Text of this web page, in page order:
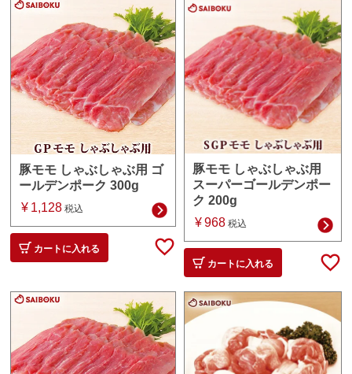
豚モモ しゃぶしゃぶ用 ゴ
ールデンポーク 300g
¥ 1,128 税込
カートに入れる
豚モモ しゃぶしゃぶ用
スーパーゴールデンポー
ク 200g
¥968 税込
カートに入れる